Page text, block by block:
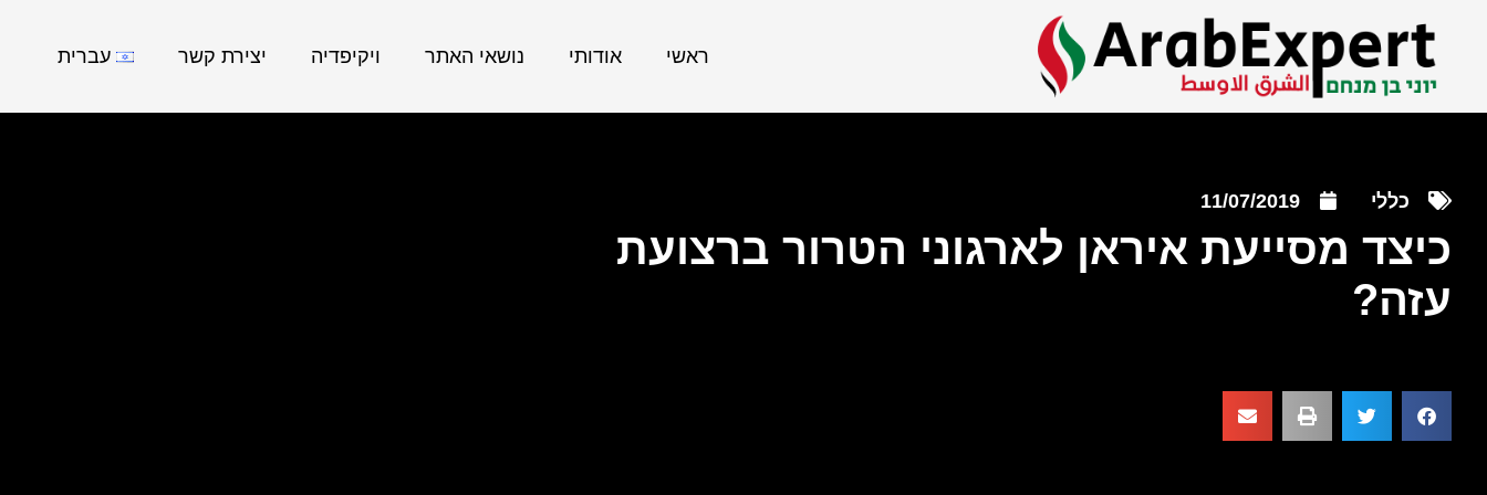
ראשי אודותי נושאי האתר ויקיפדיה יצירת קשר עברית
כללי 11/07/2019
כיצד מסייעת איראן לארגוני הטרור ברצועת
עזה?